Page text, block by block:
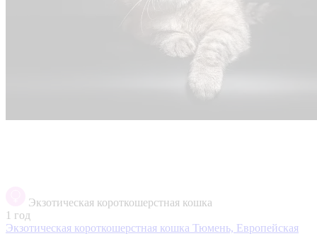
Экзотическая короткошерстная кошка
1 год
Экзотическая короткошерстная кошка Тюмень, Европейская